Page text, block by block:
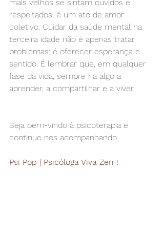
mais velhos se sintam ouvidos e
respeitados, é um ato de amor
coletivo. Cuidar da saúde mental na
terceira idade não é apenas tratar
problemas; é oferecer esperança e
sentido. É lembrar que, em qualquer
fase da vida, sempre há algo a
aprender, a compartilhar e a viver.
Seja bem-vindo à psicoterapia e
continue nos acompanhando.
Psi Pop | Psicóloga Viva Zen !